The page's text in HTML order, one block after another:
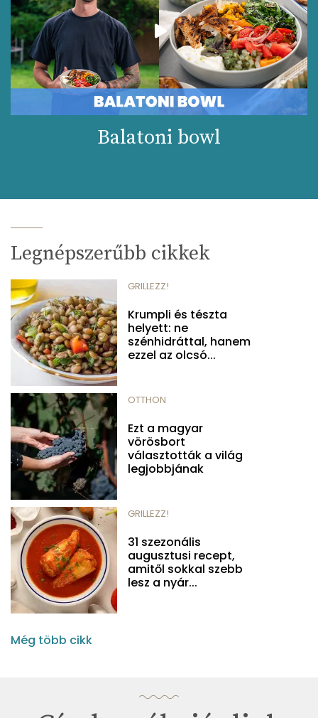
Balatoni bowl
Legnépszerűbb cikkek
GRILLEZZ!
Krumpli és tészta
helyett: ne
szénhidráttal, hanem
ezzel az olcsó...
OTTHON
Ezt a magyar
vörösbort
választották a világ
legjobbjának
GRILLEZZ!
31 szezonális
augusztusi recept,
amitől sokkal szebb
lesz a nyár...
Még több cikk